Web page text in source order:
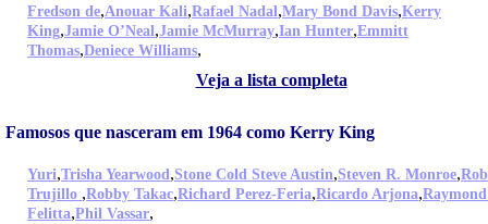
Fredson de,Anouar Kali,Rafael Nadal,Mary Bond Davis,Kerry
King,Jamie O’Neal,Jamie McMurray,Ian Hunter,Emmitt
Thomas,Deniece Williams,
Veja a lista completa
Famosos que nasceram em 1964 como Kerry King
Yuri,Trisha Yearwood,Stone Cold Steve Austin,Steven R. Monroe,
Trujillo ,Robby Takac,Richard Perez-Feria,Ricardo Arjona,
Felitta,Phil Vassar,